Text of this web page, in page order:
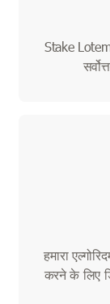
Stake
हमारा
करने के लिए